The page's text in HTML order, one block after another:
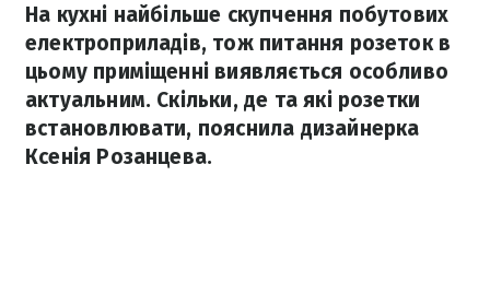
На кухні найбільше скупчення побутових
електроприладів, тож питання розеток в
цьому приміщенні виявляється особливо
актуальним. Скільки, де та які розетки
встановлювати, пояснила дизайнерка
Ксенія Розанцева.